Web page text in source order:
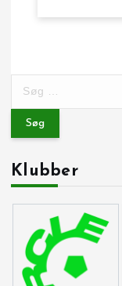
e
t
e
r
Klubber